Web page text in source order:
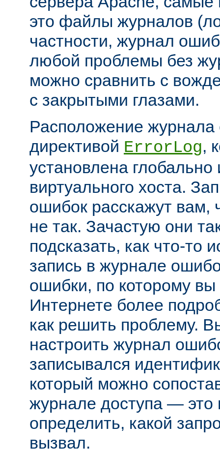
это файлы журналов
частности, журнал
любой проблемы без
можно сравнить с
с закрытыми глазами.
Расположение журнала
директивой ErrorLog,
установлена
виртуального хоста.
ошибок расскажут вам,
не так. Зачастую они
подсказать, как что-то
запись в журнале
ошибки, по которому
Интернете более
как решить проблему.
настроить журнал
записывался
который можно
журнале доступа — это
определить, какой
вызвал.